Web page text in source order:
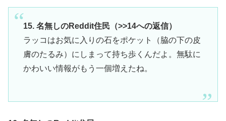
15. 名無しのReddit住民（>>14への返信）
ラッコはお気に入りの石をポケット（脇の下の皮
膚のたるみ）にしまって持ち歩くんだよ。無駄に
かわいい情報がもう一個増えたね。